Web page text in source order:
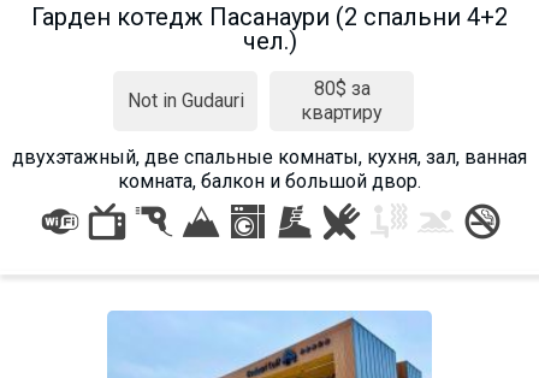
Гарден котедж Пасанаури (2 спальни 4+2
чел.)
Not in Gudauri
80$ за
квартиру
двухэтажный, две спальные комнаты, кухня, зал, ванная
комната, балкон и большой двор.